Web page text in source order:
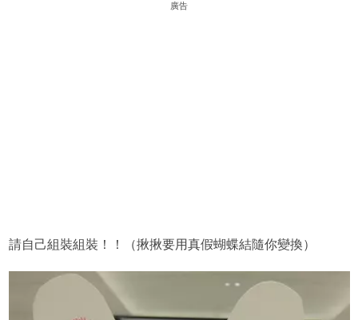
廣告
請自己組裝組裝！！（揪揪要用真假蝴蝶結隨你變換）